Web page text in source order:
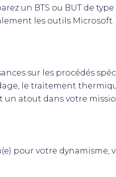
un BTS ou BUT de
les outils Microsoft.
sur les procédés
le traitement
un atout dans votre
pour votre dynamisme,